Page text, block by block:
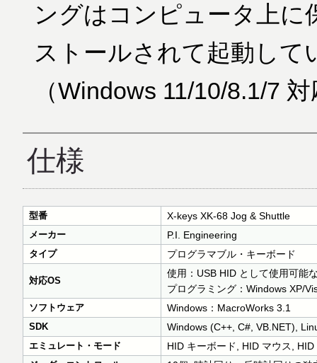
ングはコンピュータ上に
ストールされて起動して
（Windows 11/10/8.1/7
仕様
型番 X-keys XK-68 Jog & Shuttle
メーカー P.I. Engineering
タイプ プログラマブル・キーボード
対応OS
使用：USB HID として使用可能
プログラミング：Windows XP/
ソフトウェア Windows：MacroWorks 3.1
SDK Windows (C++, C#, VB.NET),
エミュレート・モード HID キーボード, HID マウス,